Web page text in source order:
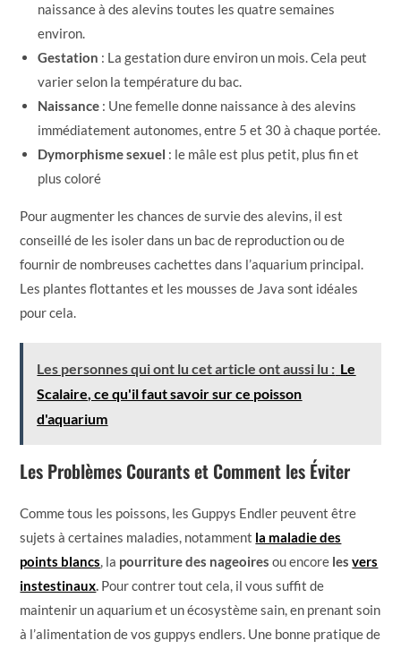
naissance à des alevins toutes les quatre semaines
environ.
Gestation : La gestation dure environ un mois. Cela peut
varier selon la température du bac.
Naissance : Une femelle donne naissance à des alevins
immédiatement autonomes, entre 5 et 30 à chaque portée.
Dymorphisme sexuel : le mâle est plus petit, plus fin et
plus coloré
Pour augmenter les chances de survie des alevins, il est
conseillé de les isoler dans un bac de reproduction ou de
fournir de nombreuses cachettes dans l’aquarium principal.
Les plantes flottantes et les mousses de Java sont idéales
pour cela.
Les personnes qui ont lu cet article ont aussi lu : Le
Scalaire, ce qu'il faut savoir sur ce poisson
d'aquarium
Les Problèmes Courants et Comment les Éviter
Comme tous les poissons, les Guppys Endler peuvent être
sujets à certaines maladies, notamment la maladie des
points blancs, la pourriture des nageoires ou encore lesvers
instestinaux. Pour contrer tout cela, il vous suffit de
maintenir un aquarium et un écosystème sain, en prenant soin
à l’alimentation de vos guppys endlers. Une bonne pratique de